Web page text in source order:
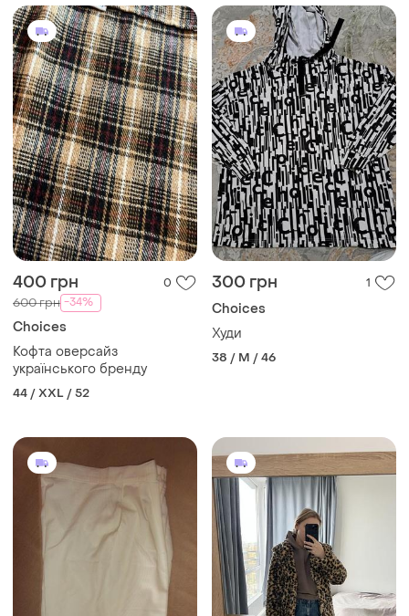
400 грн 0
600 грн -34%
Choices
Кофта оверсайз
українського бренду
44 / XXL / 52
300 грн 1
Choices
Худи
38 / M / 46